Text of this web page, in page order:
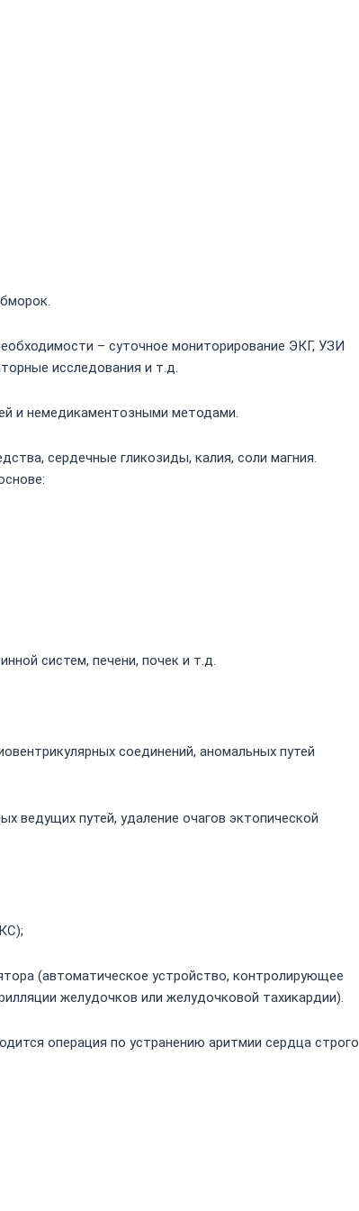
– суточное мониторирование ЭКГ, УЗИ
исследования и т.д.
и немедикаментозными методами.
сердечные гликозиды, калия, соли магния.
систем, печени, почек и т.д.
соединений, аномальных путей
ведущих путей, удаление очагов эктопической
(автоматическое устройство, контролирующее
желудочков или желудочковой тахикардии).
операция по устранению аритмии сердца строго